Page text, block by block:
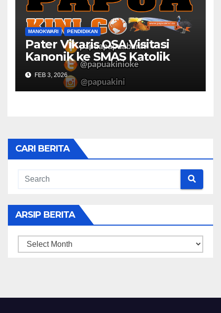
MANOKWARI PENDIDIKAN
Pater Vikaris OSA Visitasi
Kanonik ke SMAS Katolik
Villanova Manokwari
FEB 3, 2026
CARI BERITA
ARSIP BERITA
ARSIP